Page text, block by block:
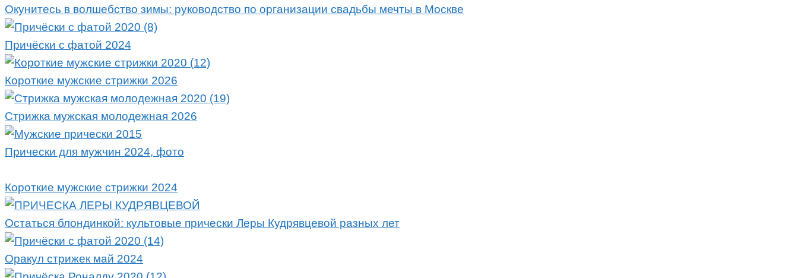
Окунитесь в волшебство зимы: руководство по организации свадьбы мечты в Москве
Причёски с фатой 2024
Короткие мужские стрижки 2026
Стрижка мужская молодежная 2026
Прически для мужчин 2024, фото
Короткие мужские стрижки 2024
Остаться блондинкой: культовые прически Леры Кудрявцевой разных лет
Оракул стрижек май 2024